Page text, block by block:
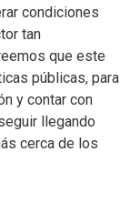
condiciones
tan
que este
públicas, para
y contar con
llegando
cerca de los